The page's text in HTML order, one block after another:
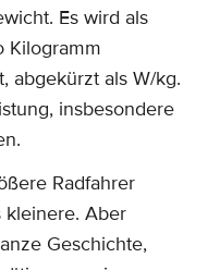
Es wird als
Kilogramm
abgekürzt als W/kg.
insbesondere
Radfahrer
kleinere. Aber
Geschichte,